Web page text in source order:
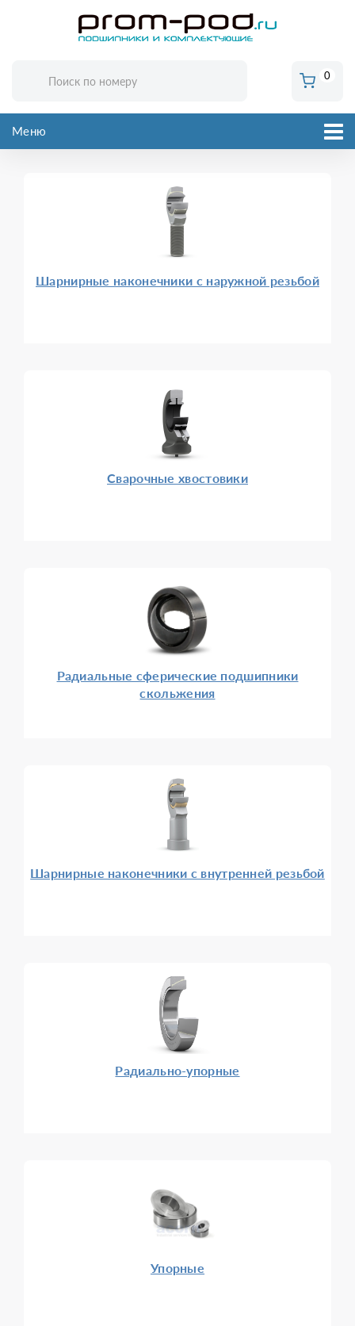
0
Меню
Шарнирные наконечники с наружной резьбой
Сварочные хвостовики
Радиальные сферические подшипники
скольжения
Шарнирные наконечники с внутренней резьбой
Радиально-упорные
Упорные